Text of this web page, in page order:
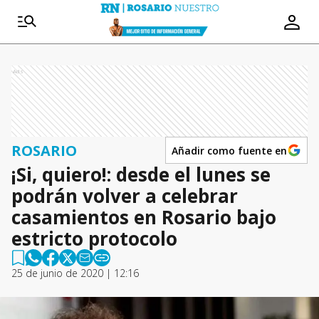
Ads
ROSARIO Añadir como fuente en
¡Si, quiero!: desde el lunes se
podrán volver a celebrar
casamientos en Rosario bajo
estricto protocolo
25 de junio de 2020 | 12:16